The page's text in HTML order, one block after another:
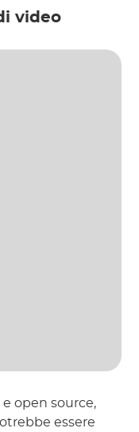
video
open source,
essere